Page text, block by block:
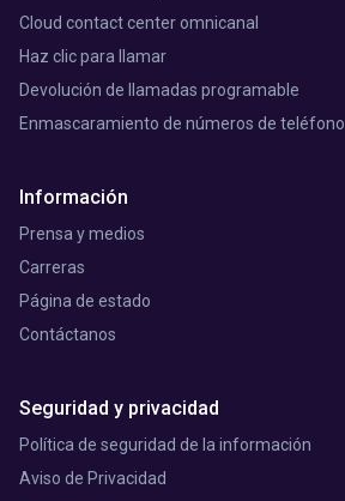
Cloud contact center omnicanal
Haz clic para llamar
Devolución de llamadas programable
Enmascaramiento de números de teléfono
Información
Prensa y medios
Carreras
Página de estado
Contáctanos
Seguridad y privacidad
Política de seguridad de la información
Aviso de Privacidad